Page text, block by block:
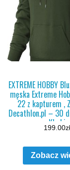
EXTREME HOBBY
męska Extreme
22 z kapturem ,
Decathlon.pl – 30
Khaki
199.00zł
Zobacz